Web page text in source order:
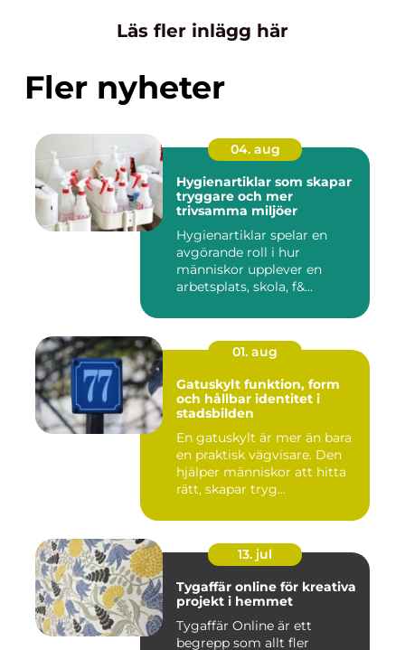
Läs fler inlägg här
Fler nyheter
04. aug
Hygienartiklar som skapar
tryggare och mer
trivsamma miljöer
Hygienartiklar spelar en
avgörande roll i hur
människor upplever en
arbetsplats, skola, f&...
01. aug
Gatuskylt funktion, form
och hållbar identitet i
stadsbilden
En gatuskylt är mer än bara
en praktisk vägvisare. Den
hjälper människor att hitta
rätt, skapar tryg...
13. jul
Tygaffär online för kreativa
projekt i hemmet
Tygaffär Online är ett
begrepp som allt fler